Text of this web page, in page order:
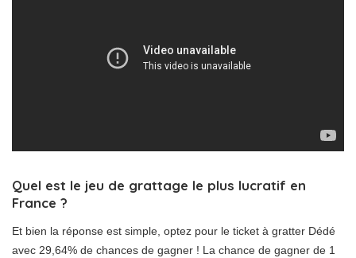
Quel est le jeu de grattage le plus lucratif en
France ?
Et bien la réponse est simple, optez pour le ticket à gratter Dédé
avec 29,64% de chances de gagner ! La chance de gagner de 1